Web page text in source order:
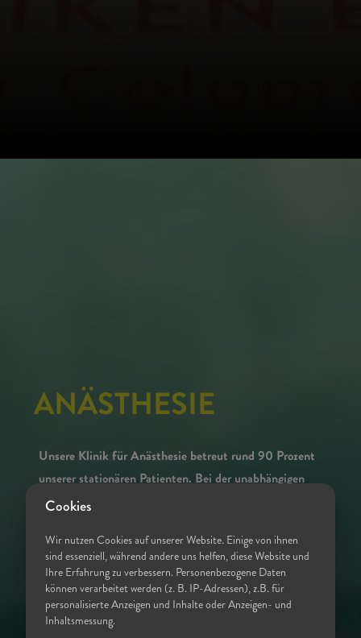
ANÄSTHESIE
Unsere Klinik für Anästhesie betreut rund 90 Prozent
unserer stationären Patienten. Bei der unabhängigen
Studie "Deutschlands beste Krankenhäuser" belegte sie
Schwerpunkte sind die individuelle Beratung vor der
Operation, die Festlegung der Anästhesietechnik und die
Betreuung nach der Operation auf der Aufwach- oder
Intensivstation. Außerdem erstellen die Anästhesisten
Cookies
Wir nutzen Cookies auf unserer Website. Einige von ihnen
sind essenziell, während andere uns helfen, diese Website und
Ihre Erfahrung zu verbessern. Personenbezogene Daten
können verarbeitet werden (z. B. IP-Adressen), z.B. für
personalisierte Anzeigen und Inhalte oder Anzeigen- und
Inhaltsmessung.